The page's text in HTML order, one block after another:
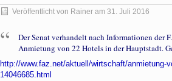
Veröffentlicht von Rainer am 31. Juli 2016
Der Senat verhandelt nach Informationen der
Anmietung von 22 Hotels in der Hauptstadt.
http://www.faz.net/aktuell/wirtschaft/anmietung-
14046685.html